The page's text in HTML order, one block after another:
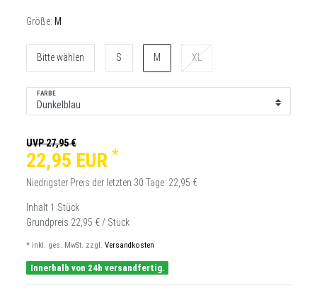
Größe: M
Bitte wählen S M XL
FARBE
UVP 27,95 €
22,95 EUR *
Niedrigster Preis der letzten 30 Tage: 22,95 €
Inhalt 1 Stück
Grundpreis 22,95 € / Stück
* inkl. ges. MwSt. zzgl. Versandkosten
Innerhalb von 24h versandfertig.